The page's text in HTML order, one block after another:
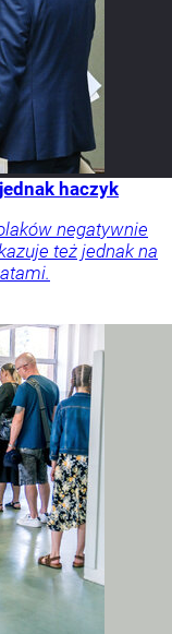
haczyk
negatywnie
też jednak na